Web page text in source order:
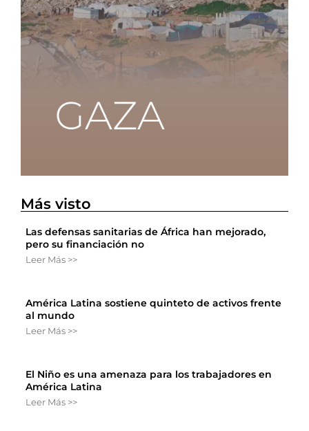
Más visto
Las defensas sanitarias de África han mejorado,
pero su financiación no
Leer Más >>
América Latina sostiene quinteto de activos frente
al mundo
Leer Más >>
El Niño es una amenaza para los trabajadores en
América Latina
Leer Más >>